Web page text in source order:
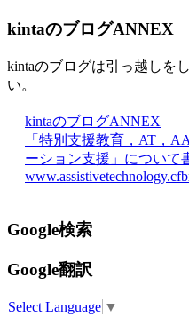
kintaのブログANNEX
kintaのブログは引っ越しを
い。
kintaのブログANNEX
「特別支援教育，AT，
ーション支援」について
Google検索
Google翻訳
Select Language ▼